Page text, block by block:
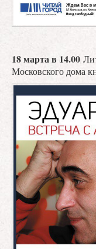
18 марта в 14.00
Московского дома